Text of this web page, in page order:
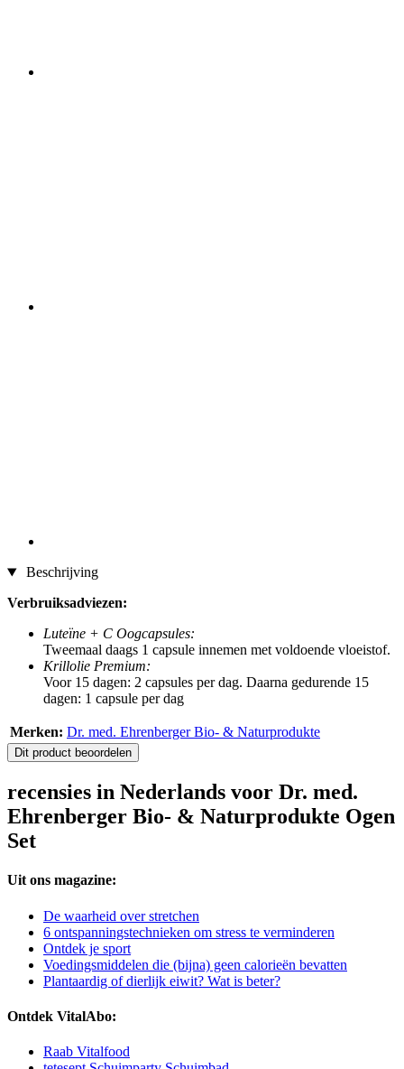
Beschrijving
Verbruiksadviezen:
Luteïne + C Oogcapsules:
Tweemaal daags 1 capsule innemen met voldoende vloeistof.
Krillolie Premium​​​​​​​:
Voor 15 dagen: 2 capsules per dag. Daarna gedurende 15
dagen: 1 capsule per dag
Merken: Dr. med. Ehrenberger Bio- & Naturprodukte
Dit product beoordelen
recensies in Nederlands voor Dr. med.
Ehrenberger Bio- & Naturprodukte Ogen
Set
Uit ons magazine:
De waarheid over stretchen
6 ontspanningstechnieken om stress te verminderen
Ontdek je sport
Voedingsmiddelen die (bijna) geen calorieën bevatten
Plantaardig of dierlijk eiwit? Wat is beter?
Ontdek VitalAbo:
Raab Vitalfood